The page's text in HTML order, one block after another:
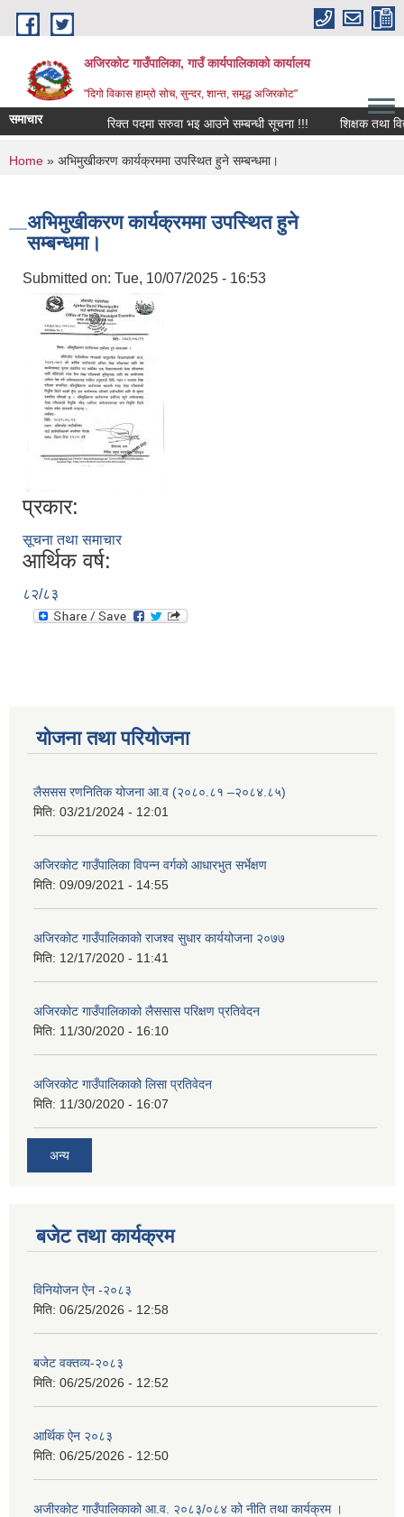
Skip to main content
अजिरकोट गाउँपालिका, गाउँ कार्यपालिकाको कार्यालय
"दिगो विकास हाम्रो सोच, सुन्दर, शान्त, समृद्ध अजिरकोट"
समाचार रिक्त पदमा सरुवा भइ आउने सम्बन्धी सूचना !!! शिक्षक तथा
You are here
Home » अभिमुखीकरण कार्यक्रममा उपस्थित हुने सम्बन्धमा।
अभिमुखीकरण कार्यक्रममा उपस्थित हुने
सम्बन्धमा।
Submitted on: Tue, 10/07/2025 - 16:53
प्रकार:
सूचना तथा समाचार
आर्थिक वर्ष:
८२/८३
योजना तथा परियोजना
लैससस रणनितिक योजना आ.व (२०८०.८१ –२०८४.८५)
मिति: 03/21/2024 - 12:01
अजिरकाेट गाउँपालिका विपन्न वर्गकाे आधारभुत सर्भेक्षण
मिति: 09/09/2021 - 14:55
अजिरकोट गाउँपालिकाको राजश्व सुधार कार्ययोजना २०७७
मिति: 12/17/2020 - 11:41
अजिरकोट गाउँपालिकाको लैससास परिक्षण प्रतिवेदन
मिति: 11/30/2020 - 16:10
अजिरकोट गाउँपालिकाको लिसा प्रतिवेदन
मिति: 11/30/2020 - 16:07
अन्य
बजेट तथा कार्यक्रम
विनियोजन ऐन -२०८३
मिति: 06/25/2026 - 12:58
बजेट वक्तव्य-२०८३
मिति: 06/25/2026 - 12:52
आर्थिक ऐन २०८३
मिति: 06/25/2026 - 12:50
अजीरकोट गाउँपालिकाको आ.व. २०८३/०८४ को नीति तथा कार्यक्रम ।